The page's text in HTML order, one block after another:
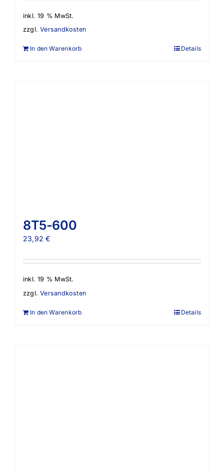
inkl. 19 % MwSt.
zzgl.Versandkosten
In den Warenkorb Details
8T5-600
23,92€
inkl. 19 % MwSt.
zzgl.Versandkosten
In den Warenkorb Details